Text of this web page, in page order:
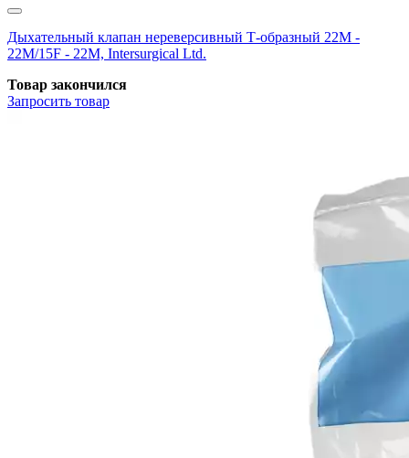
Дыхательный клапан нереверсивный Т-образный 22М -
22М/15F - 22М, Intersurgical Ltd.
Товар закончился
Запросить товар